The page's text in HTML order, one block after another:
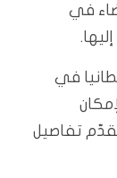
في
في
تفاصيل